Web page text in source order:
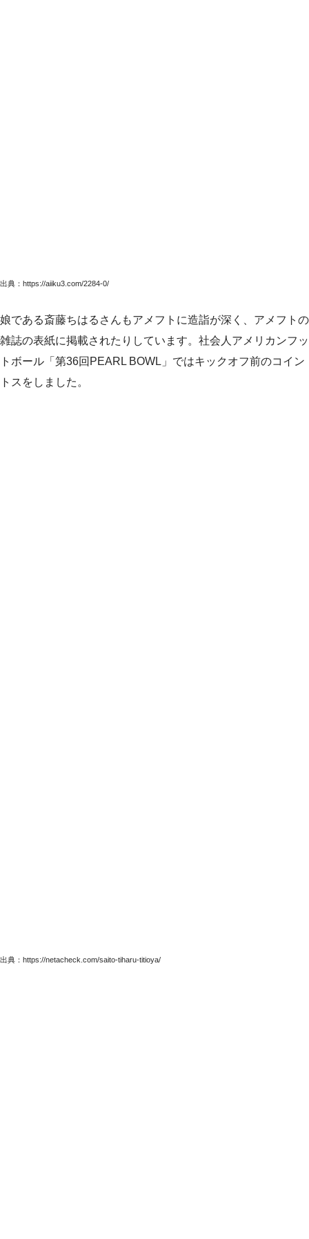
出典：https://aiiku3.com/2284-0/
娘である斎藤ちはるさんもアメフトに造詣が深く、アメフトの
雑誌の表紙に掲載されたりしています。社会人アメリカンフッ
トボール「第36回PEARL BOWL」ではキックオフ前のコイン
トスをしました。
出典：https://netacheck.com/saito-tiharu-titioya/